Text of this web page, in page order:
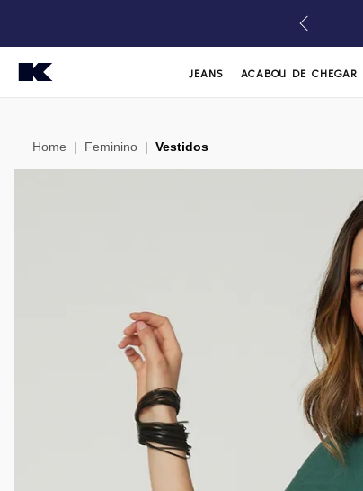
JEANS ACABOU DE CHEGAR
Home | Feminino | Vestidos